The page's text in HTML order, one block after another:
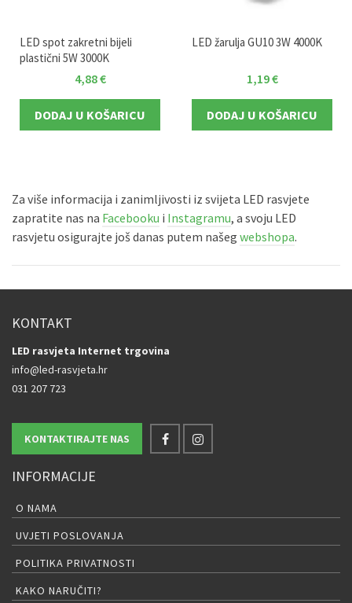
LED spot zakretni bijeli
plastični 5W 3000K
4,88€
DODAJ U KOŠARICU
LED žarulja GU10 3W 4000K
1,19€
DODAJ U KOŠARICU
Za više informacija i zanimljivosti iz svijeta LED rasvjete
zapratite nas na Facebooku i Instagramu, a svoju LED
rasvjetu osigurajte još danas putem našeg webshopa.
KONTAKT
LED rasvjeta Internet trgovina
info@led-rasvjeta.hr
031 207 723
KONTAKTIRAJTE NAS
INFORMACIJE
O NAMA
UVJETI POSLOVANJA
POLITIKA PRIVATNOSTI
KAKO NARUČITI?